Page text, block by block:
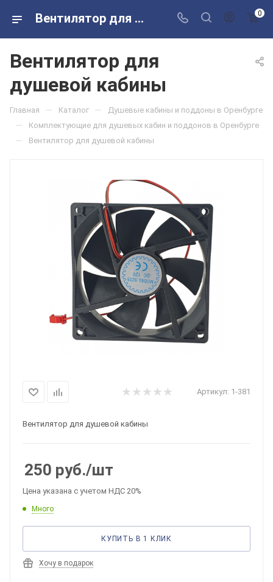
Вентилятор для душевой кабины в розничных магазинах Сантехторг 0
Вентилятор для
душевой кабины
Главная — Каталог — Душевые кабины и поддоны в Оренбурге
— Комплектующие для душевых кабин и поддонов в Оренбурге
— Вентилятор для душевой кабины
Артикул: 1-381
Вентилятор для душевой кабины
250 руб./шт
Цена указана с учетом НДС 20%
Много
КУПИТЬ В 1 КЛИК
Хочу в подарок